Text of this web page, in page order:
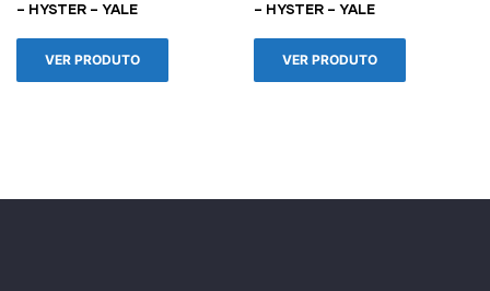
– HYSTER – YALE
VER PRODUTO
– HYSTER – YALE
VER PRODUTO